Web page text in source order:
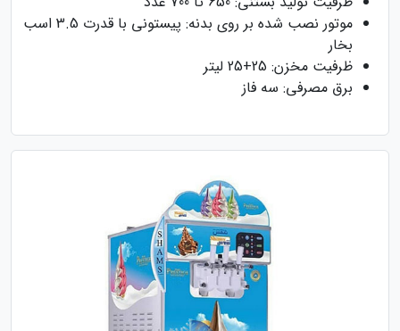
موتور نصب شده بر روی بدنه: پیستونی با قدرت 3.5 اسب
بخار
ظرفیت مخزن: 25+25 لیتر
برق مصرفی: سه فاز